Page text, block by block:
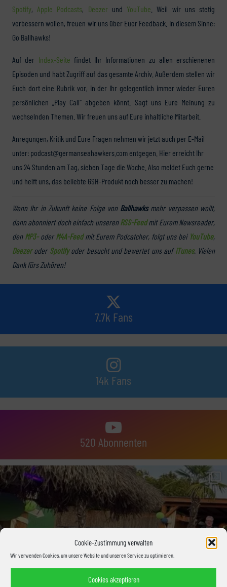
Cookie-Zustimmung verwalten
Wir verwenden Cookies, um unsere Website und unseren Service zu optimieren.
Cookies akzeptieren
Spotify,Apple Podcasts, Deezer und YouTube . Weil wir uns stetig
verbessern wollen, freuen wir uns über Euer Feedback. In diesem Sinne:
Go Ballhawks!
Auf der Index-Seite findet Ihr Informationen zu allen erschienenen
Episoden und habt Zugriff auf das gesamte Archiv. Außerdem stellen wir
Euch dort eine Rubrik vor, in der Ihr gelegentlich immer wieder Euren
persönlichen „Play Call“ abgeben könnt. Sagt uns Eure Meinung zu
wechselnden Themen. Wir freuen uns auf Eure inhaltliche Mitarbeit.
Anregungen, Kritik und Eure Fragen nehmen wir jetzt auch per E-Mail
unter: podcast@germanseahawkers.com entgegen. Hier erreicht Ihr
uns 24 Stunden am Tag, sieben Tage die Woche. Also meldet Euch gerne
und helft uns, das beliebte GSH-Produkt noch besser zu machen!
Wenn Ihr in Zukunft keine Folge von Ballhawksmehr verpassen wollt,
dann abonniert doch einfach unserenRSS-Feedmit Eurem Newsreader,
den MP3-oder M4A-Feedmit Eurem Podcatcher, folgt uns bei YouTube,
Deezeroder Spotifyoder besucht und bewertet uns aufiTunes. Vielen
Dank fürs Zuhören!
7.7k Fans
14k Fans
520 Abonnenten